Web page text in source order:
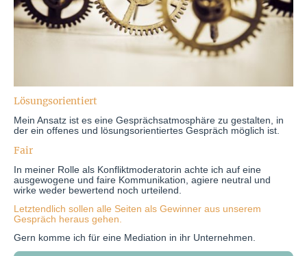
Lösungsorientiert
Mein Ansatz ist es eine Gesprächsatmosphäre zu gestalten, in
der ein offenes und lösungsorientiertes Gespräch möglich ist.
Fair
Letztendlich sollen alle Seiten als Gewinner aus unserem
Gespräch heraus gehen.
In meiner Rolle als Konfliktmoderatorin achte ich auf eine
ausgewogene und faire Kommunikation, agiere neutral und
wirke weder bewertend noch urteilend.
Gern komme ich für eine Mediation in ihr Unternehmen.